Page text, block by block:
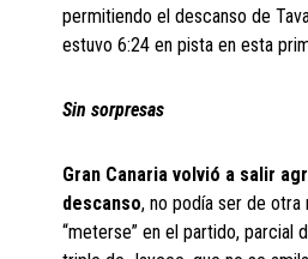
permitiendo el descanso de
estuvo 6:24 en pista en esta
Sin sorpresas
Gran Canaria volvió a salir
descanso, no podía ser de otra
“meterse” en el partido, parcial